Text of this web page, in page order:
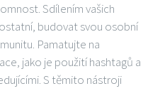
Sdílením vašich
budovat svou osobní
Pamatujte na
jako je použití hashtagů a
S těmito nástroji